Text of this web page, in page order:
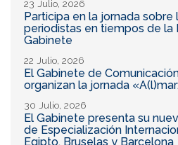
23 Julio, 2026
Participa en la jornada
periodistas en tiempos de la
Gabinete
22 Julio, 2026
El Gabinete de
organizan la jornada
30 Julio, 2026
El Gabinete presenta su
de Especialización
Egipto, Bruselas y Barcelona